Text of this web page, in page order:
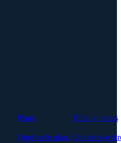
Plans
Quel est le plan,
Talking points
Que dois-je